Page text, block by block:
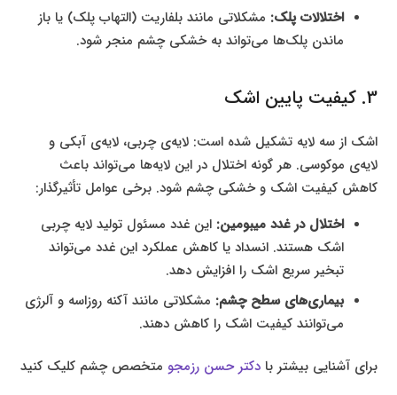
اختلالات پلک: مشکلاتی مانند بلفاریت (التهاب پلک) یا باز
ماندن پلک‌ها می‌تواند به خشکی چشم منجر شود.
3. کیفیت پایین اشک
اشک از سه لایه تشکیل شده است: لایه‌ی چربی، لایه‌ی آبکی و
لایه‌ی موکوسی. هر گونه اختلال در این لایه‌ها می‌تواند باعث
کاهش کیفیت اشک و خشکی چشم شود. برخی عوامل تأثیرگذار:
اختلال در غدد میبومین: این غدد مسئول تولید لایه چربی
اشک هستند. انسداد یا کاهش عملکرد این غدد می‌تواند
تبخیر سریع اشک را افزایش دهد.
بیماری‌های سطح چشم: مشکلاتی مانند آکنه روزاسه و آلرژی
می‌توانند کیفیت اشک را کاهش دهند.
برای آشنایی بیشتر بادکتر حسن رزمجو متخصص چشم کلیک کنید